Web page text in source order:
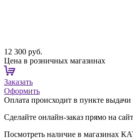
12 300 руб.
Цена в розничных магазинах
Заказать
Оформить
Оплата происходит в пункте выдачи
Сделайте онлайн-заказ прямо на
Посмотреть наличие в магазинах